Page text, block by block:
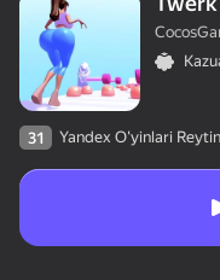
31 Yandex O'yinlari